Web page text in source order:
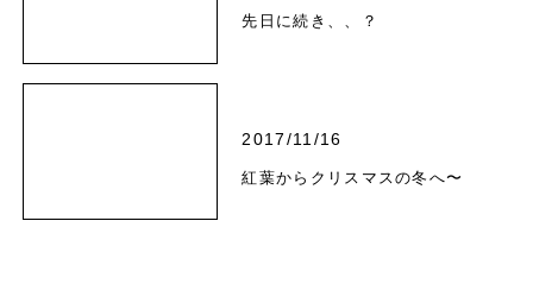
先日に続き、、？
2017/11/16
紅葉からクリスマスの冬へ〜